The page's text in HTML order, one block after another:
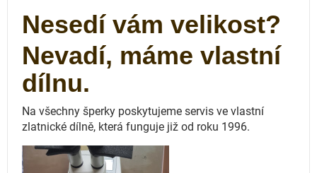
Nesedí vám velikost?
Nevadí, máme vlastní
dílnu.
Na všechny šperky poskytujeme servis ve vlastní
zlatnické dílně, která funguje již od roku 1996.